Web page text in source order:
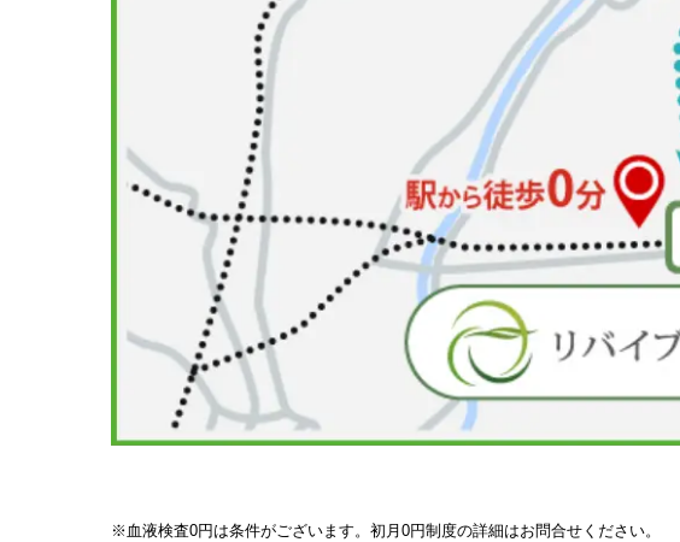
※血液検査0円は条件がございます。初月0円制度の詳細はお問合せください。